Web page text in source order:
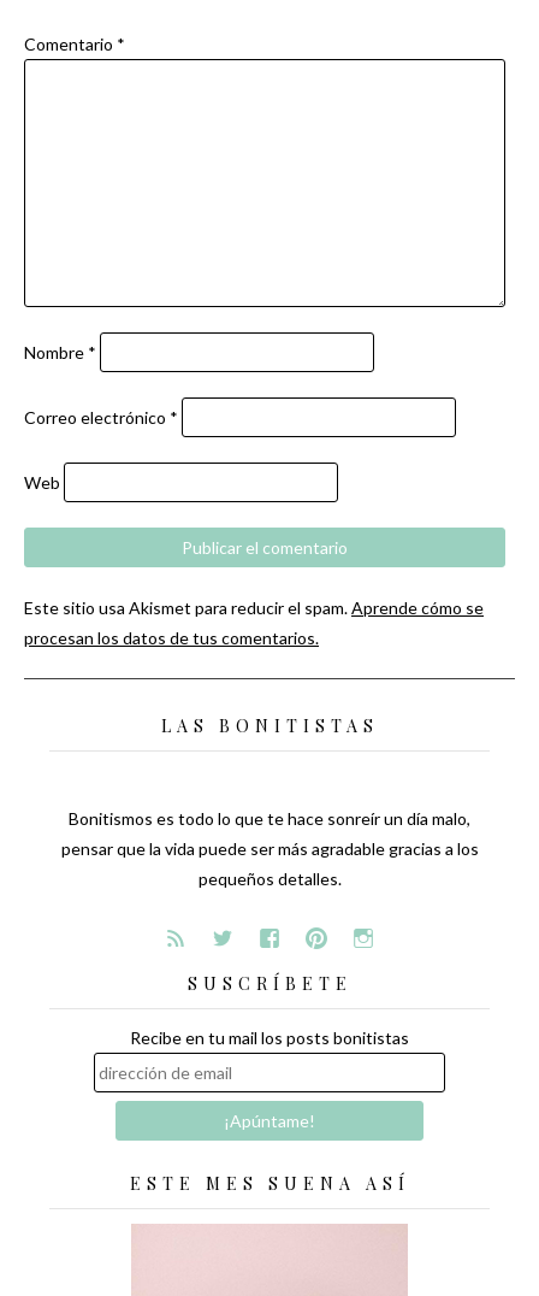
Comentario *
Nombre *
Correo electrónico *
Web
Este sitio usa Akismet para reducir el spam.Aprende cómo se
procesan los datos de tus comentarios.
LAS BONITISTAS
Bonitismos es todo lo que te hace sonreír un día malo,
pensar que la vida puede ser más agradable gracias a los
pequeños detalles.
SUSCRÍBETE
Recibe en tu mail los posts bonitistas
ESTE MES SUENA ASÍ